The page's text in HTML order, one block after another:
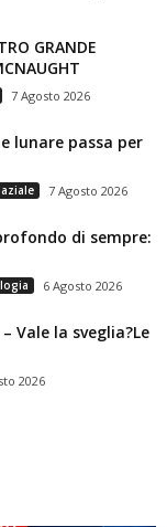
GRANDE
7 Agosto 2026
lunare passa per
7 Agosto 2026
di sempre:
6 Agosto 2026
Vale la sveglia?Le
2026